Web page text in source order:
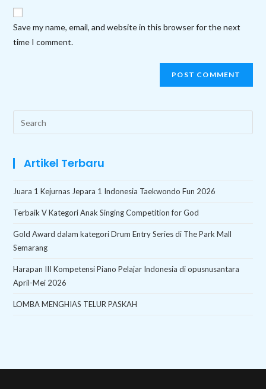
comment
website
URL
Save my name, email, and website in this browser for the next
time I comment.
this
Artikel Terbaru
Juara 1 Kejurnas Jepara 1 Indonesia Taekwondo Fun 2026
Terbaik V Kategori Anak Singing Competition for God
Gold Award dalam kategori Drum Entry Series di The Park Mall
Semarang
Harapan III Kompetensi Piano Pelajar Indonesia di opusnusantara
April-Mei 2026
LOMBA MENGHIAS TELUR PASKAH